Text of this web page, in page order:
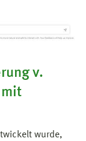
v.
mit
wurde,